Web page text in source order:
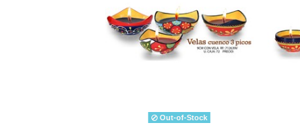
Out-of-Stock